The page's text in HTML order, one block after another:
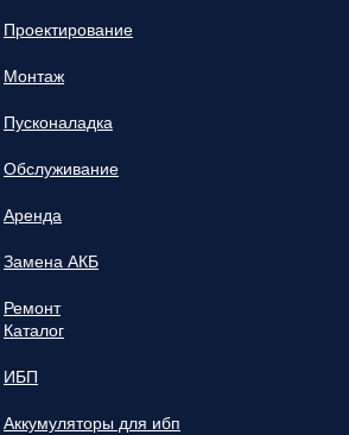
Проектирование
Монтаж
Пусконаладка
Обслуживание
Аренда
Замена АКБ
Ремонт
Каталог
ИБП
Аккумуляторы для ибп